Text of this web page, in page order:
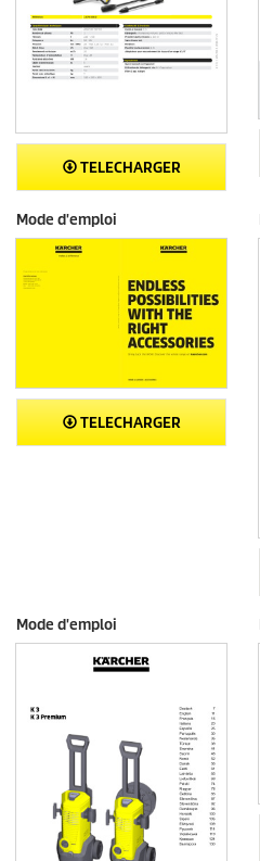
TELECHARGER
Mode d'emploi
TELECHARGER
Mode d'emploi